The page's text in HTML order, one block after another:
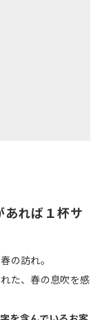
あれば１杯サ
の訪れ。
た、春の息吹を感